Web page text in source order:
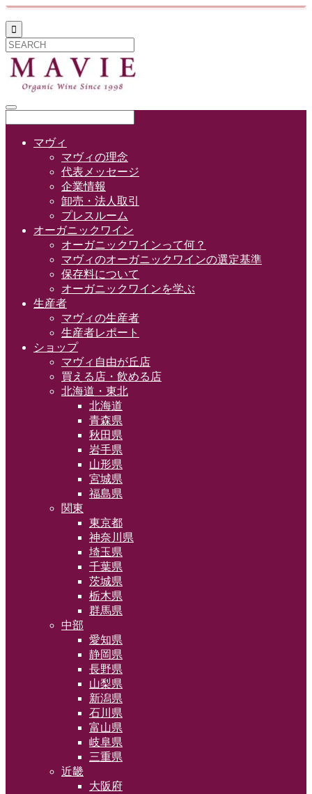

マヴィ
マヴィの理念
代表メッセージ
企業情報
卸売・法人取引
プレスルーム
オーガニックワイン
オーガニックワインって何？
マヴィのオーガニックワインの選定基準
保存料について
オーガニックワインを学ぶ
生産者
マヴィの生産者
生産者レポート
ショップ
マヴィ自由が丘店
買える店・飲める店
北海道・東北
北海道
青森県
秋田県
岩手県
山形県
宮城県
福島県
関東
東京都
神奈川県
埼玉県
千葉県
茨城県
栃木県
群馬県
中部
愛知県
静岡県
長野県
山梨県
新潟県
石川県
富山県
岐阜県
三重県
近畿
大阪府